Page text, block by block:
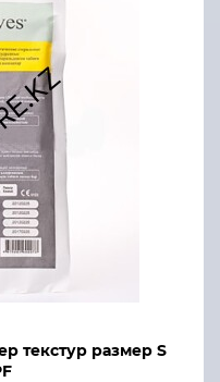
текстур размер S